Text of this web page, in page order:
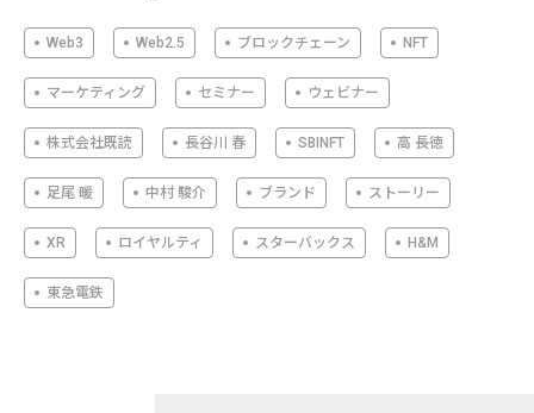
Web3 Web2.5 ブロックチェーン NFT
マーケティング セミナー ウェビナー
株式会社既読 長谷川 春 SBINFT 高 長徳
足尾 暖 中村 駿介 ブランド ストーリー
XR ロイヤルティ スターバックス H&M
東急電鉄